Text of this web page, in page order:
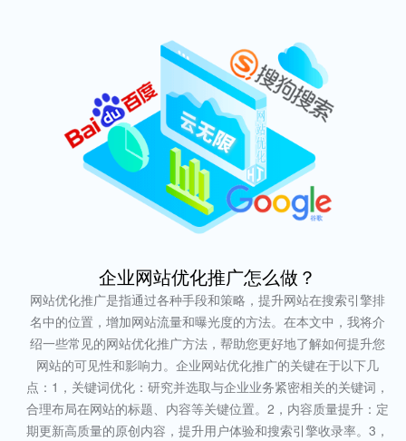
企业网站优化推广怎么做？
网站优化推广是指通过各种手段和策略，提升网站在搜索引擎排
名中的位置，增加网站流量和曝光度的方法。在本文中，我将介
绍一些常见的网站优化推广方法，帮助您更好地了解如何提升您
网站的可见性和影响力。企业网站优化推广的关键在于以下几
点：1，关键词优化：研究并选取与企业业务紧密相关的关键词，
合理布局在网站的标题、内容等关键位置。2，内容质量提升：定
期更新高质量的原创内容，提升用户体验和搜索引擎收录率。3，